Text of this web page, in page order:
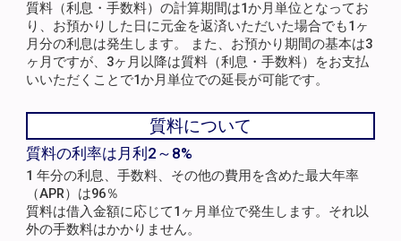
質料（利息・手数料）の計算期間は1か月単位となってお
り、お預かりした日に元金を返済いただいた場合でも1ヶ
月分の利息は発生します。 また、お預かり期間の基本は3
ヶ月ですが、3ヶ月以降は質料（利息・手数料）をお支払
いいただくことで1か月単位での延長が可能です。
質料について
質料の利率は月利2～8%
1 年分の利息、手数料、その他の費用を含めた最大年率
（APR）は96％
質料は借入金額に応じて1ヶ月単位で発生します。それ以
外の手数料はかかりません。